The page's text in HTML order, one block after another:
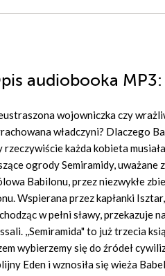
audiobooka MP3
wojowniczka czy
władczyni? Dlaczego
rzeczywiście każda kobieta
ogrody Semiramidy, uważane
Babilonu, przez niezwykłe
Wspierana przez kapłanki
w pełni sławy, przekazuje
,,Semiramida" to już trzecia
wybierzemy się do źródeł
Eden i wznosiła się wieża